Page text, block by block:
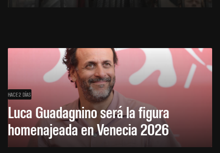
HACE 2 DÍAS
Luca Guadagnino será la figura
homenajeada en Venecia 2026